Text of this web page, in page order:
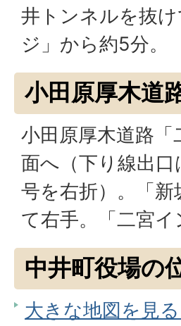
井トンネルを抜
ジ」から約5分。
小田原厚木道
小田原厚木道路
面へ（下り線出
号を右折）。「
て右手。「二宮
中井町役場の
大きな地図を見